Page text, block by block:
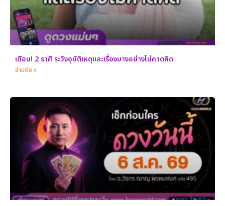
เตือน! 2 ราศี ระวังอุบัติเหตุและเรื่องบางอย่างไม่คาดคิด
อ่านต่อ »